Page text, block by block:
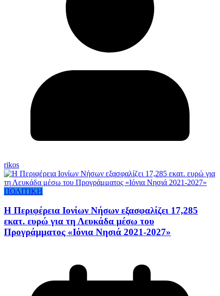
rikos
ΠΟΛΙΤΙΚΗ
Η Περιφέρεια Ιονίων Νήσων εξασφαλίζει 17,285
εκατ. ευρώ για τη Λευκάδα μέσω του
Προγράμματος «Ιόνια Νησιά 2021-2027»